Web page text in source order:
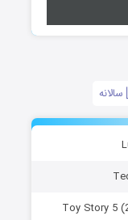
سالانه